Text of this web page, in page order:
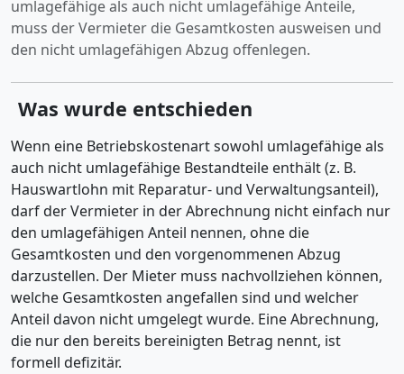
umlagefähige als auch nicht umlagefähige Anteile,
muss der Vermieter die Gesamtkosten ausweisen und
den nicht umlagefähigen Abzug offenlegen.
Was wurde entschieden
Wenn eine Betriebskostenart sowohl umlagefähige als
auch nicht umlagefähige Bestandteile enthält (z. B.
Hauswartlohn mit Reparatur- und Verwaltungsanteil),
darf der Vermieter in der Abrechnung nicht einfach nur
den umlagefähigen Anteil nennen, ohne die
Gesamtkosten und den vorgenommenen Abzug
darzustellen. Der Mieter muss nachvollziehen können,
welche Gesamtkosten angefallen sind und welcher
Anteil davon nicht umgelegt wurde. Eine Abrechnung,
die nur den bereits bereinigten Betrag nennt, ist
formell defizitär.